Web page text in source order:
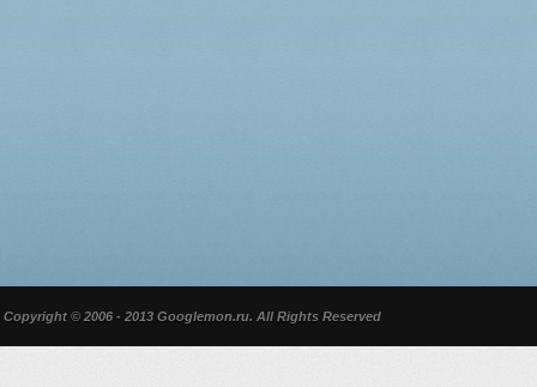
Copyright © 2006 - 2013 Googlemon.ru. All Rights Reserved